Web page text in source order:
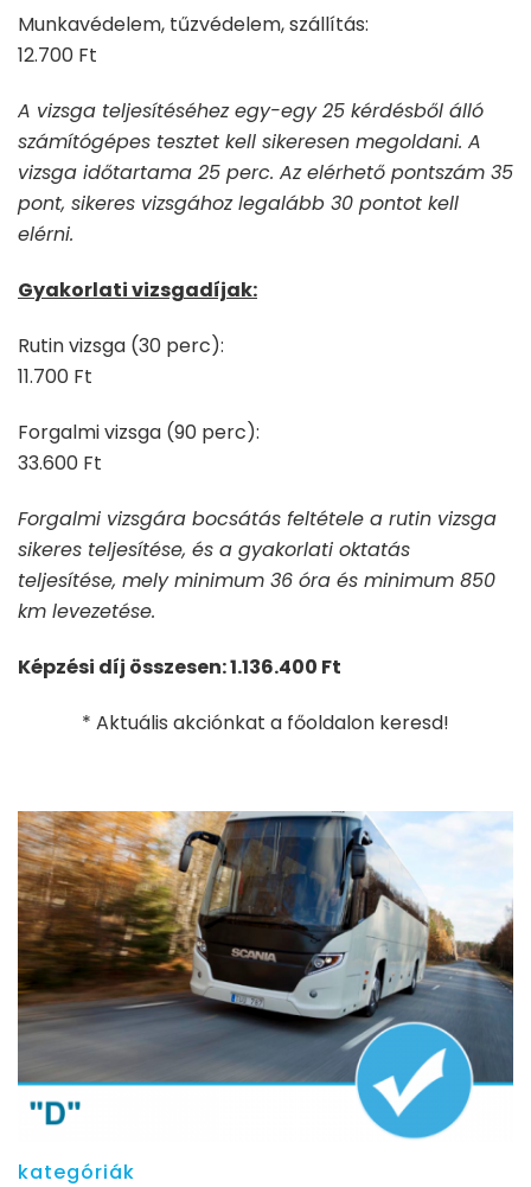
Munkavédelem, tűzvédelem, szállítás:
12.700 Ft
A vizsga teljesítéséhez egy-egy 25 kérdésből álló
számítógépes tesztet kell sikeresen megoldani. A
vizsga időtartama 25 perc. Az elérhető pontszám 35
pont, sikeres vizsgához legalább 30 pontot kell
elérni.
Gyakorlati vizsgadíjak:
Rutin vizsga (30 perc):
11.700 Ft
Forgalmi vizsga (90 perc):
33.600 Ft
Forgalmi vizsgára bocsátás feltétele a rutin vizsga
sikeres teljesítése, és a gyakorlati oktatás
teljesítése, mely minimum 36 óra és minimum 850
km levezetése.
Képzési díj összesen: 1.136.400 Ft
* Aktuális akciónkat a főoldalon keresd!
kategóriák